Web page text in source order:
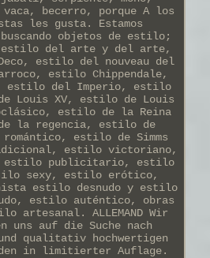
becerro, porque A los
les gusta. Estamos
buscando objetos de estilo;
del arte y del arte,
estilo del nouveau del
estilo Chippendale,
estilo del Imperio, estilo
Louis XV, estilo de Louis
estilo de la Reina
la regencia, estilo de
estilo de Simms
estilo victoriano,
estilo publicitario, estilo
sexy, estilo erótico,
estilo desnudo y estilo
estilo auténtico, obras
artesanal. ALLEMAND Wir
uns auf die Suche nach
qualitativ hochwertigen
in limitierter Auflage.